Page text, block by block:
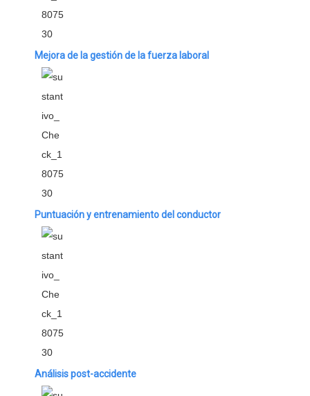
Mejora de la gestión de la fuerza laboral
Puntuación y entrenamiento del conductor
Análisis post-accidente